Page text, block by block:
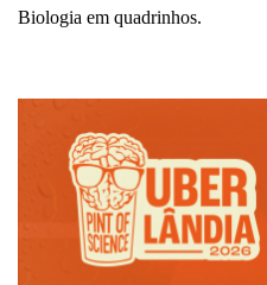
Biologia em quadrinhos.